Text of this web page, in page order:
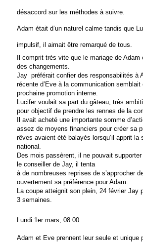
désaccord sur les méthodes à suivre.
Adam était d’un naturel calme tandis que
impulsif, il aimait être remarqué de tous.
Il comprit très vite que le mariage de
des changements.
Jay  préférait confier des responsabilités à
récente d’Eve à la communication semblait
prochaine promotion interne.
Lucifer voulait sa part du gâteau, très
pour objectif de prendre les rennes de la
Il avait acheté une importante somme
assez de moyens financiers pour créer sa
rêves avaient été balayés lorsqu’il apprit la
national.
Des mois passèrent, il ne pouvait supporter
le conseiller de Jay, il tenta
à de nombreuses reprises de s’approcher
ouvertement sa préférence pour Adam.
La coupe atteignit son plein, 24 février Jay
3 semaines.
Lundi 1er mars, 08:00
Adam et Eve prennent leur seule et unique